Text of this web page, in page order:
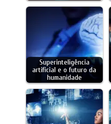
Superinteligência
artificial e o futuro da
humanidade